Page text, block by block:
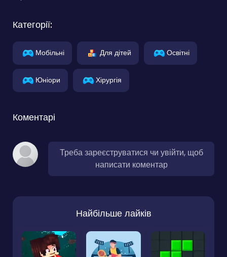
Категорії:
Мобільні Для дітей Освітні
Юніори Хірургія
Коментарі
Треба зареєструватися чи увійти, щоб
написати коментар
Найбільше лайків